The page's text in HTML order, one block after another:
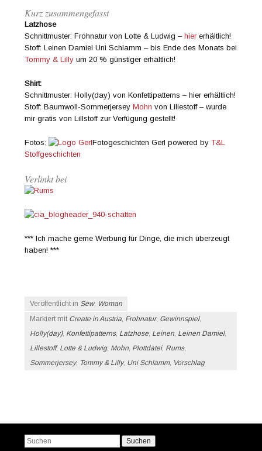
Kurz zusammengefasst
Latzhose
Schnittmuster: Frohnatur von Lotte & Ludwig –hier erhältlich!
Stoff: Leinen Damiel Uni Schlamm – bis Ende des Monats bei
Tommy & Lilly um 20 % günstiger erhältlich!
Shirt:
Schnittmuster: Holly(day) von Konfettipatterns – hier erhältlich!
Stoff: Baumwoll-SommerjerseyMohn von Lillestoff – wurde
mir gratis von Lillstoff zur Verfügung gestellt!
Fotos: Fotogeschichten Gerl powered byT&L
Stoffgeschichten
Verlinkt bei
*** Ich mache gerne Werbung für Dinge, die mich überzeugt
haben! ***
Veröffentlicht in Sew, Woman
Markiert mit Create in Austria, Frohnatur, Gewinnspiel,
Holly(day), Konfettipatterns, Latzhose, Leinen, Leinen Damiel,
Lillestoff, Lotte & Ludwig, Mohn, Plottdatei, Rums,
Sommerjersey, Tommy & Lilly, Uni Schlamm, Vorschlag
Suchen